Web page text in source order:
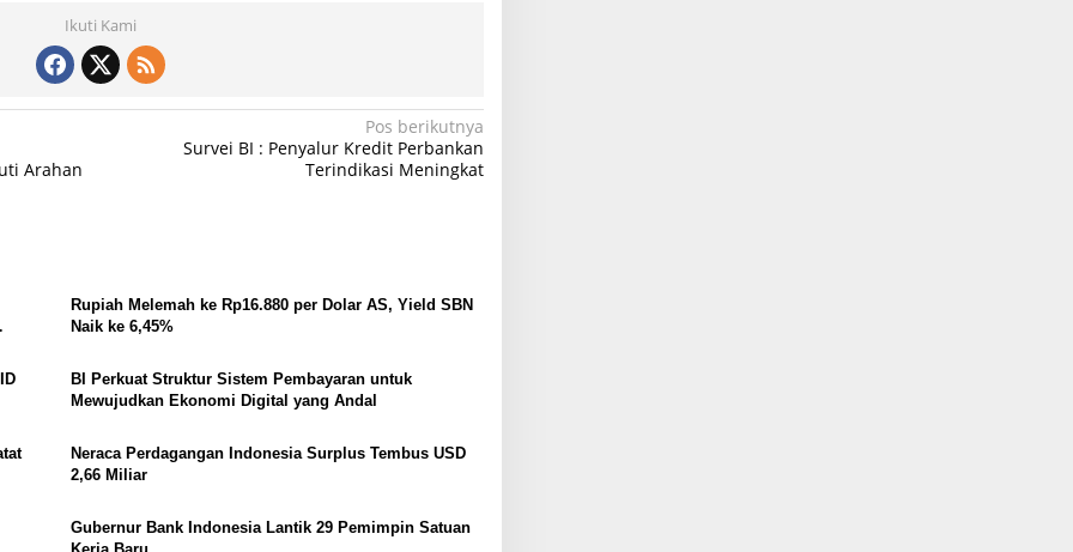
Ikuti Kami
Arahan
Pos berikutnya
Survei BI : Penyalur Kredit Perbankan
Terindikasi Meningkat
Rupiah Melemah ke Rp16.880 per Dolar AS, Yield SBN
Naik ke 6,45%
BI Perkuat Struktur Sistem Pembayaran untuk
Mewujudkan Ekonomi Digital yang Andal
Neraca Perdagangan Indonesia Surplus Tembus USD
2,66 Miliar
Gubernur Bank Indonesia Lantik 29 Pemimpin Satuan